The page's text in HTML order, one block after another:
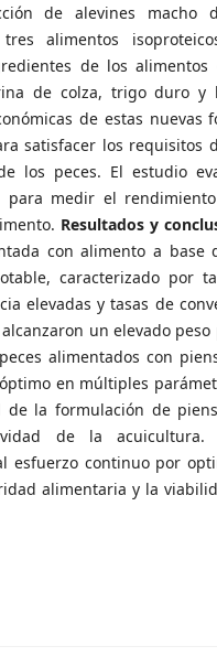
de alevines macho
alimentos
de los alimentos
de colza, trigo duro y
de estas nuevas
satisfacer los requisitos
los peces. El estudio
para medir el
Resultados y
con alimento a base
caracterizado por
elevadas y tasas de
un elevado peso
alimentados con
en múltiples
la formulación de
de la acuicultura.
esfuerzo continuo por
alimentaria y la